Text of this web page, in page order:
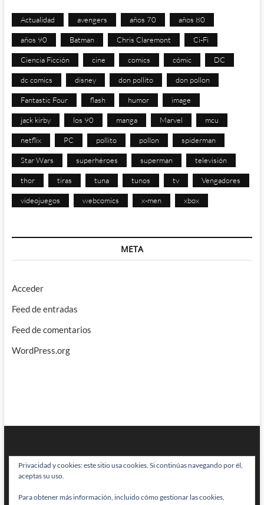
Actualidad avengers años 70 años 80
años 90 Batman Chris Claremont Ci-Fi
Ciencia Ficción cine comics cómic DC
dc comics disney don pollito don pollon
Fantastic Four flash humor image
jack kirby los 90 manga Marvel mcu
netflix PC pollito pollon spiderman
Star Wars superhéroes superman televisión
thor tiras tuna tunos tv Vengadores
videojuegos webcomics x-men xbox
META
Acceder
Feed de entradas
Feed de comentarios
WordPress.org
BRAINSTOMPING| Diseñado por:Theme Freesia|WordPress| © Todos
Privacidad y cookies: este sitio usa cookies. Si continúas navegando por él,
aceptas su uso.
Para obtener más información, incluido cómo gestionar las cookies,